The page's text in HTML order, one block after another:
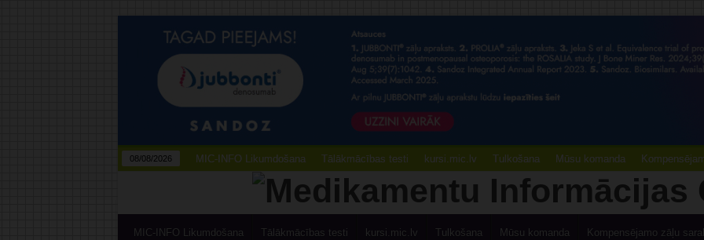
08/08/2026 MIC-INFO Likumdošana Tālākmācības testi kursi.mic.lv Tulkošana Mūsu komanda
MIC-INFO Likumdošana Tālākmācības testi kursi.mic.lv Tulkošana Mūsu komanda Kompensējamo zāļu